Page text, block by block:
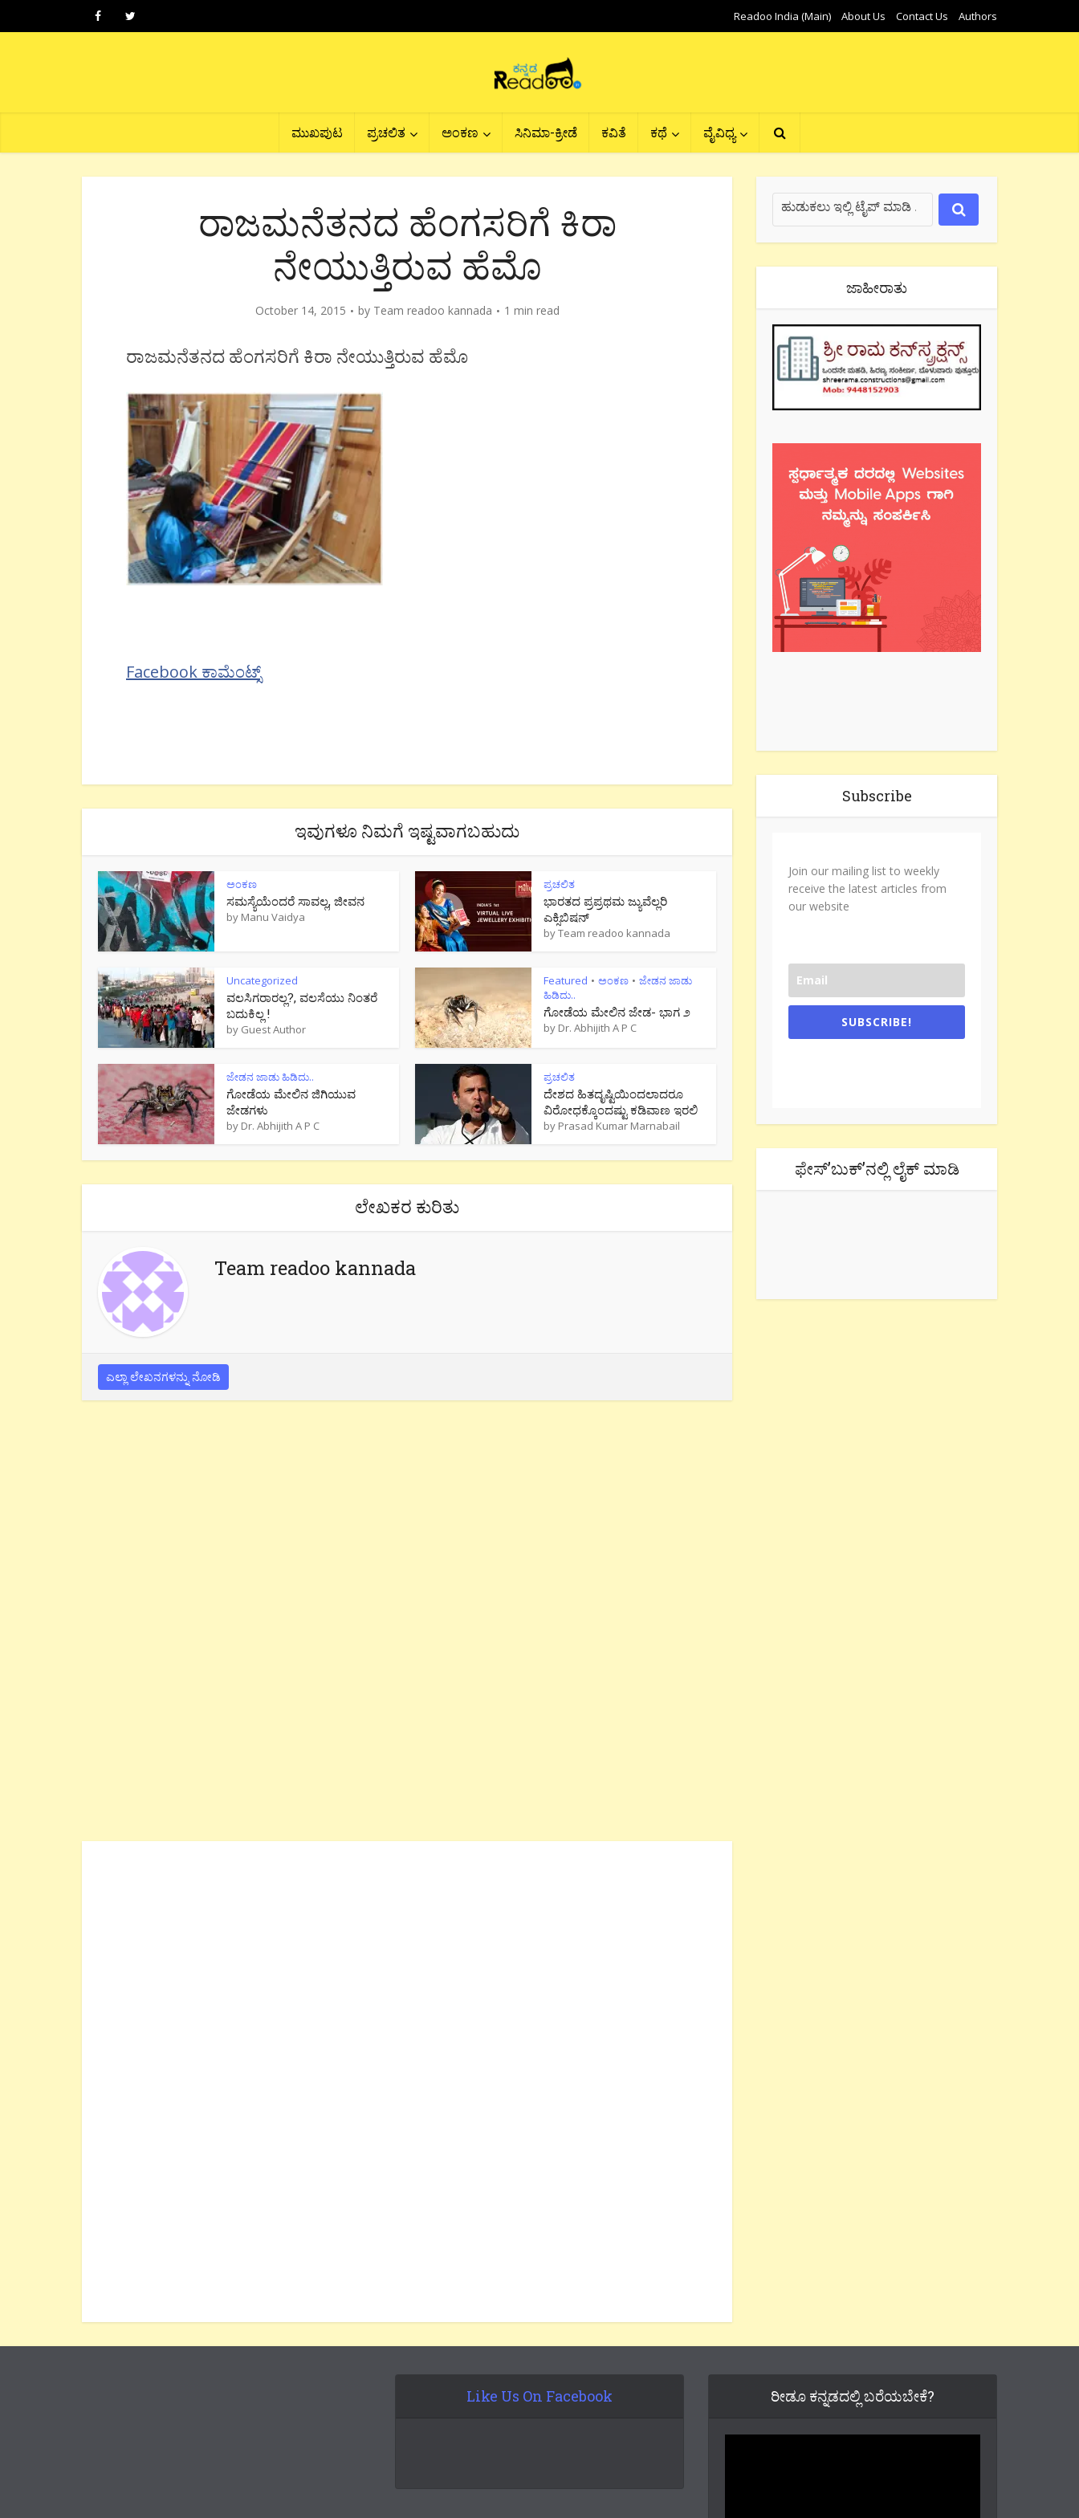
Readoo India (Main) About Us Contact Us Authors
ಮುಖಪುಟ ಪ್ರಚಲಿತ ಅಂಕಣ ಸಿನಿಮಾ-ಕ್ರೀಡೆ ಕವಿತೆ ಕಥೆ ವೈವಿಧ್ಯ
ರಾಜಮನೆತನದ ಹೆಂಗಸರಿಗೆ ಕಿರಾ
ನೇಯುತ್ತಿರುವ ಹೆಮೊ
October 14, 2015 by Team readoo kannada 1 min read
ರಾಜಮನೆತನದ ಹೆಂಗಸರಿಗೆ ಕಿರಾ ನೇಯುತ್ತಿರುವ ಹೆಮೊ
Facebook ಕಾಮೆಂಟ್ಸ್
ಇವುಗಳೂ ನಿಮಗೆ ಇಷ್ಟವಾಗಬಹುದು
ಅಂಕಣ
ಸಮಸ್ಯೆಯೆಂದರೆ ಸಾವಲ್ಲ, ಜೀವನ
by Manu Vaidya
ಪ್ರಚಲಿತ
ಭಾರತದ ಪ್ರಪ್ರಥಮ ಜ್ಯುವೆಲ್ಲರಿ
ಎಕ್ಸಿಬಿಷನ್
byTeam readoo kannada
Uncategorized
ವಲಸಿಗರಾರಲ್ಲ?, ವಲಸೆಯು ನಿಂತರೆ
ಬದುಕಿಲ್ಲ !
by Guest Author
Featured • ಅಂಕಣ • ಜೇಡನ ಜಾಡು
ಹಿಡಿದು..
ಗೋಡೆಯ ಮೇಲಿನ ಜೇಡ- ಭಾಗ ೨
by Dr. Abhijith A P C
ಜೇಡನ ಜಾಡು ಹಿಡಿದು..
ಗೋಡೆಯ ಮೇಲಿನ ಜಿಗಿಯುವ
ಜೇಡಗಳು
by Dr. Abhijith A P C
ಪ್ರಚಲಿತ
ದೇಶದ ಹಿತದೃಷ್ಟಿಯಿಂದಲಾದರೂ
ವಿರೋಧಕ್ಕೊಂದಷ್ಟು ಕಡಿವಾಣ ಇರಲಿ
by Prasad Kumar Marnabail
ಲೇಖಕರ ಕುರಿತು
Team readoo kannada
ಎಲ್ಲಾ ಲೇಖನಗಳನ್ನು ನೋಡಿ
ಜಾಹೀರಾತು
Subscribe
Join our mailing list to weekly
receive the latest articles from
our website
SUBSCRIBE!
ಫೇಸ್’ಬುಕ್’ನಲ್ಲಿ ಲೈಕ್ ಮಾಡಿ
Like Us On Facebook ರೀಡೂ ಕನ್ನಡದಲ್ಲಿ ಬರೆಯಬೇಕೆ?